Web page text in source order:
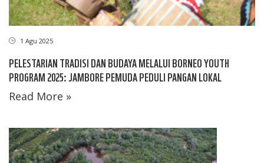
1 Agu 2025
PELESTARIAN TRADISI DAN BUDAYA MELALUI BORNEO YOUTH
PROGRAM 2025: JAMBORE PEMUDA PEDULI PANGAN LOKAL
Read More »